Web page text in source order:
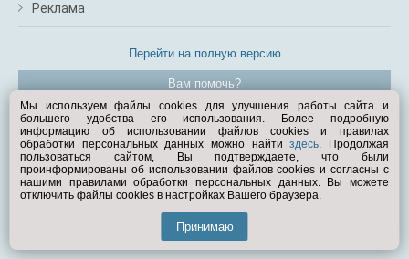
Реклама
Перейти на полную версию
Вам помочь?
© Exist.ru 1998—2026
Мы используем файлы cookies для улучшения работы сайта и
большего удобства его использования. Более подробную
информацию об использовании файлов cookies и правилах
обработки персональных данных можно найтиздесь. Продолжая
пользоваться сайтом, Вы подтверждаете, что были
проинформированы об использовании файлов cookies и согласны с
нашими правилами обработки персональных данных. Вы можете
отключить файлы cookies в настройках Вашего браузера.
Принимаю